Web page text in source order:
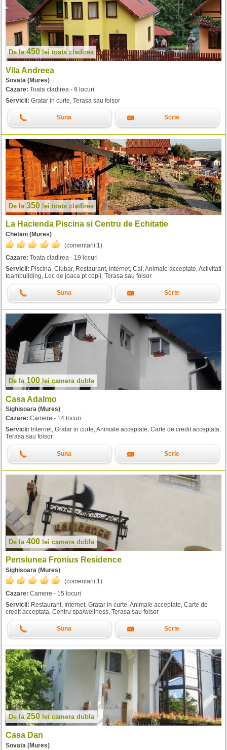
De la450leitoata cladirea
Vila Andreea
Sovata (Mures)
Cazare: Toata cladirea - 9 locuri
Servicii: Gratar in curte, Terasa sau foisor
Suna Scrie
De la 350 lei toata cladirea
La Hacienda Piscina si Centru de Echitatie
Chetani (Mures)
(comentarii:1).
Cazare: Toata cladirea - 19 locuri
Servicii: Piscina, Ciubar, Restaurant, Internet, Cai, Animale acceptate, Activitati
teambuilding, Loc de joaca pt copii, Terasa sau foisor
Suna Scrie
De la 100 leicamera dubla
Casa Adalmo
Sighisoara (Mures)
Cazare: Camere - 14 locuri
Servicii: Internet, Gratar in curte, Animale acceptate, Carte de credit acceptata,
Terasa sau foisor
Suna Scrie
De la 400 lei camera dubla
Pensiunea Fronius Residence
Sighisoara (Mures)
(comentarii:1).
Cazare: Camere - 15 locuri
Servicii: Restaurant, Internet, Gratar in curte, Animale acceptate, Carte de
credit acceptata, Centru spa/wellness, Terasa sau foisor
Suna Scrie
De la250 lei camera dubla
Casa Dan
Sovata (Mures)